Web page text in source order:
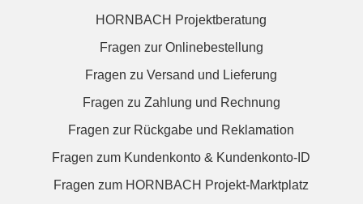
HORNBACH Projektberatung
Fragen zur Onlinebestellung
Fragen zu Versand und Lieferung
Fragen zu Zahlung und Rechnung
Fragen zur Rückgabe und Reklamation
Fragen zum Kundenkonto & Kundenkonto-ID
Fragen zum HORNBACH Projekt-Marktplatz